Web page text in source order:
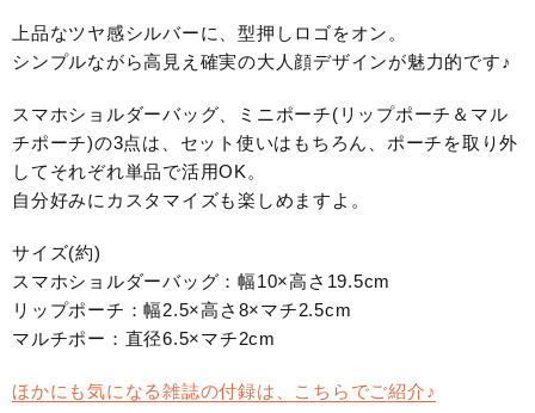
上品なツヤ感シルバーに、型押しロゴをオン。
シンプルながら高見え確実の大人顔デザインが魅力的です♪
スマホショルダーバッグ、ミニポーチ(リップポーチ＆マル
チポーチ)の3点は、セット使いはもちろん、ポーチを取り外
してそれぞれ単品で活用OK。
自分好みにカスタマイズも楽しめますよ。
サイズ(約)
スマホショルダーバッグ：幅10×高さ19.5cm
リップポーチ：幅2.5×高さ8×マチ2.5cm
マルチポー：直径6.5×マチ2cm
ほかにも気になる雑誌の付録は、こちらでご紹介♪